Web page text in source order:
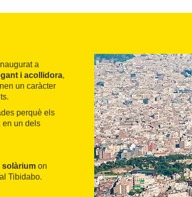
a
i acollidora,
un caràcter
perquè els
en un dels
solàrium on
Tibidabo.